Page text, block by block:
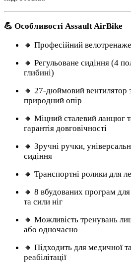
💪 Особливості Assault AirBike
🔸 Професійний
🔸 Регульоване сидіння (4
глибині)
🔸 27-дюймовий вентилятор
природний опір
🔸 Міцний сталевий ланцюг
гарантія довговічності
🔸 Зручні ручки,
сидіння
🔸 Транспортні ролики для
🔸 8 вбудованих програм для
та сили ніг
🔸 Можливість тренувань
або одночасно
🔸 Підходить для медичної
реабілітації